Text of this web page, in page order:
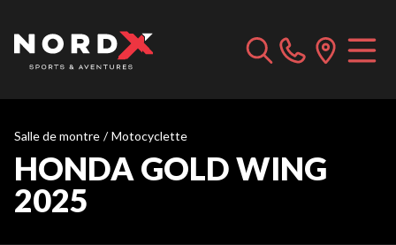
Salle de montre / Motocyclette
HONDA GOLD WING
2025